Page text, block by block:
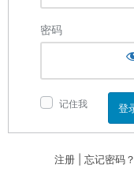
密码
记住我
注册| 忘记密码？